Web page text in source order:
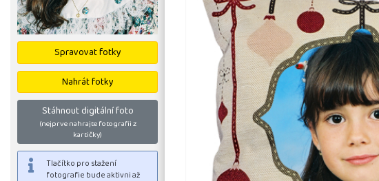
Spravovat fotky
Nahrát fotky
Stáhnout digitální foto
(nejprve nahrajte fotografii z
kartičky)